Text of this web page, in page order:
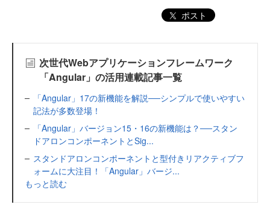
ポスト
次世代Webアプリケーションフレームワーク
「Angular」の活用連載記事一覧
「Angular」17の新機能を解説──シンプルで使いやすい
記法が多数登場！
「Angular」バージョン15・16の新機能は？──スタン
ドアロンコンポーネントとSig...
スタンドアロンコンポーネントと型付きリアクティブフ
ォームに大注目！「Angular」バージ...
もっと読む